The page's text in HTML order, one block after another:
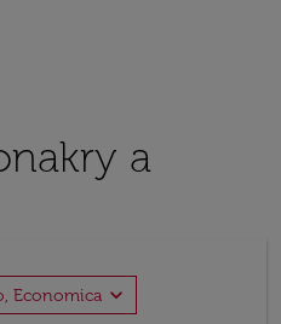
a
Economica expand_more